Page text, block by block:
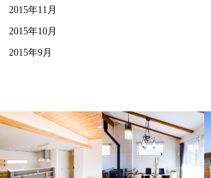
2015年11月
2015年10月
2015年9月